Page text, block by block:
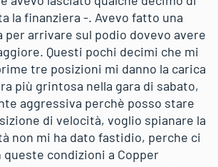
la finanziera -. Avevo fatto una
per arrivare sul podio dovevo avere
Questi pochi decimi che mi
tre posizioni mi danno la carica
più grintosa nella gara di sabato,
aggressiva perchè posso stare
di velocità, voglio spianare la
non mi ha dato fastidio, perche ci
queste condizioni a Copper